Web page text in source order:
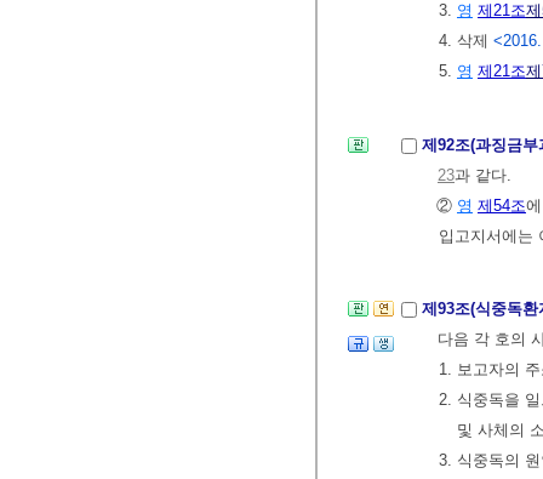
3. 영 제21조
4. 삭제
5. 영 제21조
제92조(과징금
23과 같다.
② 영 제54조
입고지서에는
제93조(식중독
다음 각 호의
1. 보고자의
2. 식중독을
및 사체의
3. 식중독의